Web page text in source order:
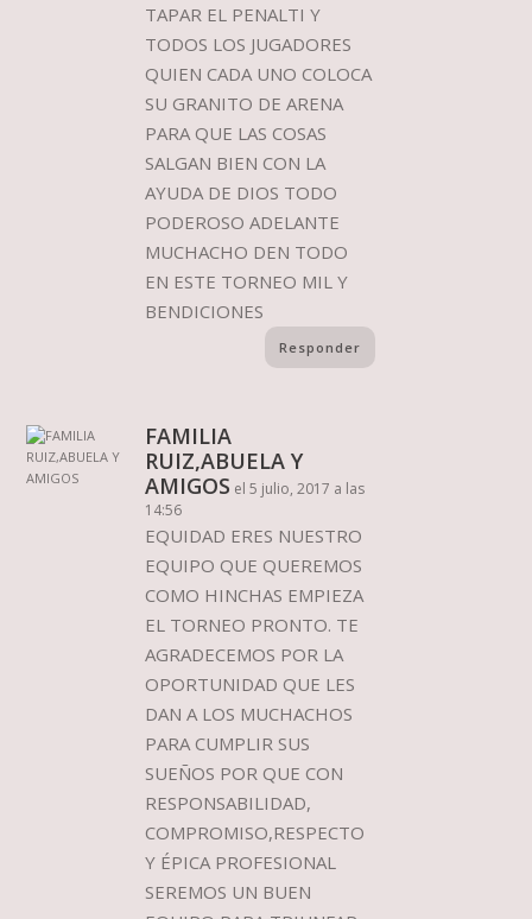
TAPAR EL PENALTI Y
TODOS LOS JUGADORES
QUIEN CADA UNO COLOCA
SU GRANITO DE ARENA
PARA QUE LAS COSAS
SALGAN BIEN CON LA
AYUDA DE DIOS TODO
PODEROSO ADELANTE
MUCHACHO DEN TODO
EN ESTE TORNEO MIL Y
BENDICIONES
Responder
FAMILIA
RUIZ,ABUELA Y
AMIGOS el 5 julio, 2017 a las
14:56
EQUIDAD ERES NUESTRO
EQUIPO QUE QUEREMOS
COMO HINCHAS EMPIEZA
EL TORNEO PRONTO. TE
AGRADECEMOS POR LA
OPORTUNIDAD QUE LES
DAN A LOS MUCHACHOS
PARA CUMPLIR SUS
SUEÑOS POR QUE CON
RESPONSABILIDAD,
COMPROMISO,RESPECTO
Y ÉPICA PROFESIONAL
SEREMOS UN BUEN